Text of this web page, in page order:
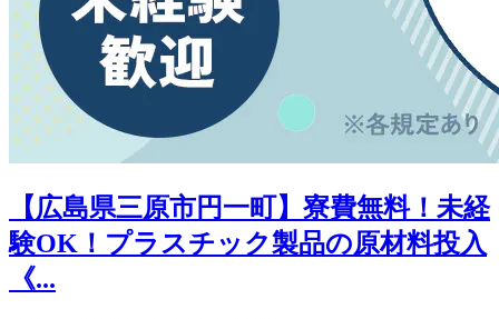
【広島県三原市円一町】寮費無料！未経
験OK！プラスチック製品の原材料投入
《...